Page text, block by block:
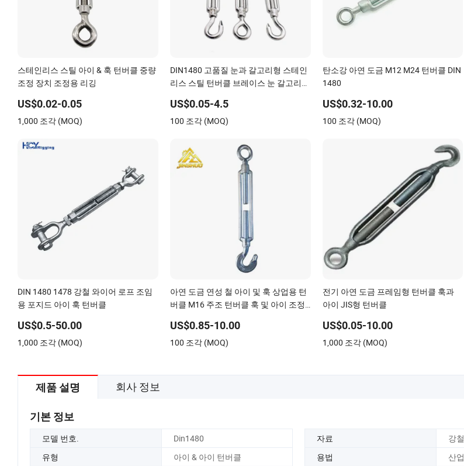
스테인리스 스틸 아이 & 훅 턴버클 중량
조정 장치 조정용 리깅
US$0.02-0.05
1,000 조각 (MOQ)
DIN1480 고품질 눈과 갈고리형 스테인
리스 스틸 턴버클 브레이스 눈 갈고리
US$0.05-4.5
100 조각 (MOQ)
탄소강 아연 도금 M12 M24 턴버클 DIN
1480
US$0.32-10.00
100 조각 (MOQ)
DIN 1480 1478 강철 와이어 로프 조임
용 포지드 아이 훅 턴버클
US$0.5-50.00
1,000 조각 (MOQ)
아연 도금 연성 철 아이 및 훅 상업용 턴
버클 M16 주조 턴버클 훅 및 아이 조정
US$0.85-10.00
100 조각 (MOQ)
전기 아연 도금 프레임형 턴버클 훅과
아이 JIS형 턴버클
US$0.05-10.00
1,000 조각 (MOQ)
제품 설명 회사 정보
기본 정보
모델 번호. Din1480 자료
강철
유형
아이 & 아이 턴버클 용법
산업